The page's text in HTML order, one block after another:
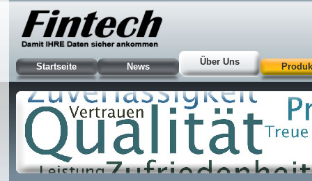
Startseite News Über Uns